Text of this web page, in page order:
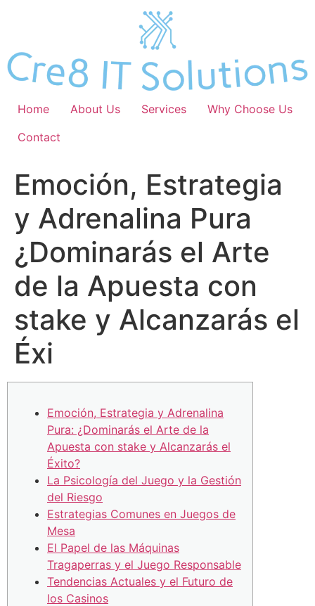
Home About Us Services
Why Choose Us
Contact
Emoción, Estrategia
y Adrenalina Pura
¿Dominarás el Arte
de la Apuesta con
stake y Alcanzarás el
Éxi
Emoción, Estrategia y Adrenalina
Pura: ¿Dominarás el Arte de la
Apuesta con stake y Alcanzarás el
Éxito?
La Psicología del Juego y la Gestión
del Riesgo
Estrategias Comunes en Juegos de
Mesa
El Papel de las Máquinas
Tragaperras y el Juego Responsable
Tendencias Actuales y el Futuro de
los Casinos